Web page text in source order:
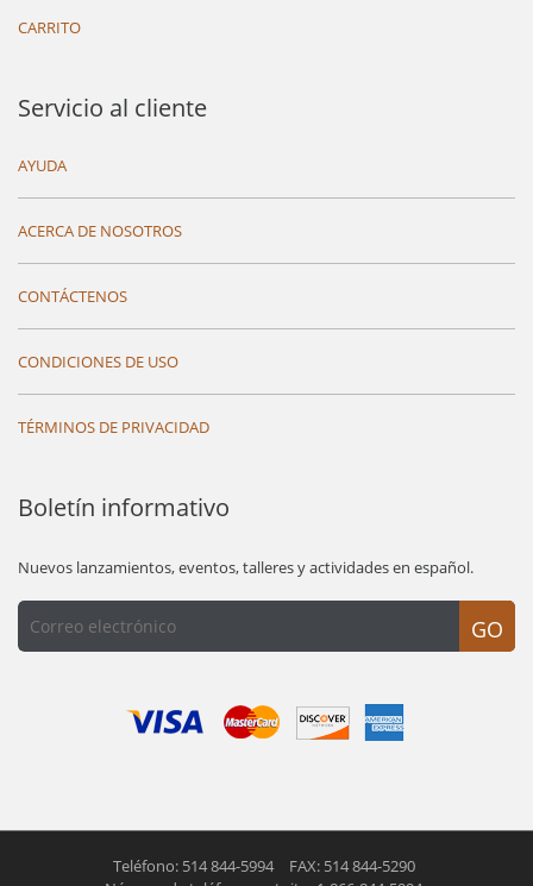
CARRITO
Servicio al cliente
AYUDA
ACERCA DE NOSOTROS
CONTÁCTENOS
CONDICIONES DE USO
TÉRMINOS DE PRIVACIDAD
Boletín informativo
Nuevos lanzamientos, eventos, talleres y actividades en español.
GO
Teléfono: 514 844-5994
FAX: 514 844-5290